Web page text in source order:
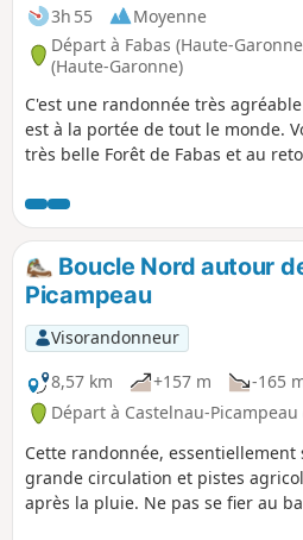
3h 55
Moyenne
Départ à Fabas (Haute-
(Haute-Garonne)
C'est une randonnée très
est à la portée de tout le monde.
très belle Forêt de Fabas et au
Boucle Nord autour
Picampeau
Visorandonneur
8,57 km
+157 m -165
Départ à Castelnau-
Cette randonnée,
grande circulation et pistes
après la pluie. Ne pas se fier au